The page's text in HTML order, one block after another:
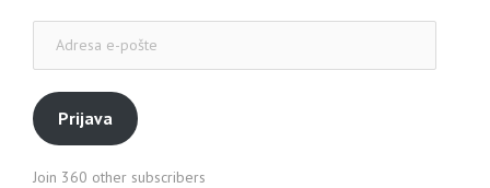
pošte
Prijava
Join 360 other subscribers